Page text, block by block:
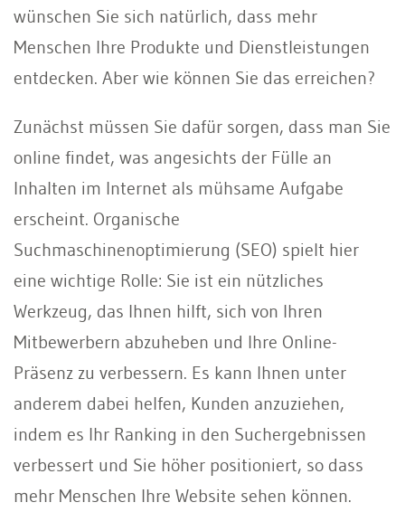
wünschen Sie sich natürlich, dass mehr
Menschen Ihre Produkte und Dienstleistungen
entdecken. Aber wie können Sie das erreichen?
Zunächst müssen Sie dafür sorgen, dass man Sie
online findet, was angesichts der Fülle an
Inhalten im Internet als mühsame Aufgabe
erscheint. Organische
Suchmaschinenoptimierung (SEO) spielt hier
eine wichtige Rolle: Sie ist ein nützliches
Werkzeug, das Ihnen hilft, sich von Ihren
Mitbewerbern abzuheben und Ihre Online-
Präsenz zu verbessern. Es kann Ihnen unter
anderem dabei helfen, Kunden anzuziehen,
indem es Ihr Ranking in den Suchergebnissen
verbessert und Sie höher positioniert, so dass
mehr Menschen Ihre Website sehen können.